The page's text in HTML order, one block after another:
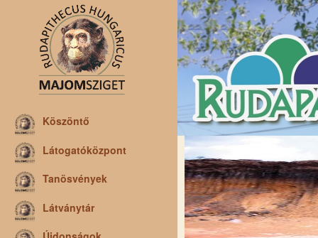
Köszöntő
Látogatóközpont
Tanösvények
Látványtár